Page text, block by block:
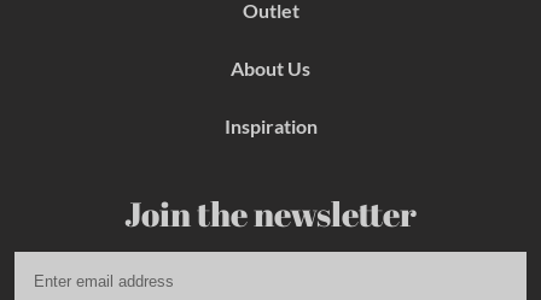
Outlet
About Us
Inspiration
Join the newsletter